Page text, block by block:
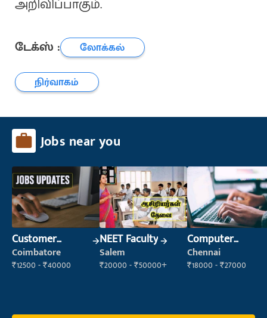
அறிவிப்பாகும்.
டேக்ஸ் :
லோக்கல்
நிர்வாகம்
Jobs near you
Customer
Support Officer
Coimbatore
₹12500 - ₹40000
NEET Faculty
Salem
₹20000 - ₹50000+
Computer
Operator
Chennai
₹18000 - ₹27000